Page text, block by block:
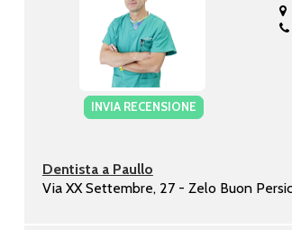
INVIA RECENSIONE
Dentista a Paullo
Via XX Settembre, 27 - Zelo Buon